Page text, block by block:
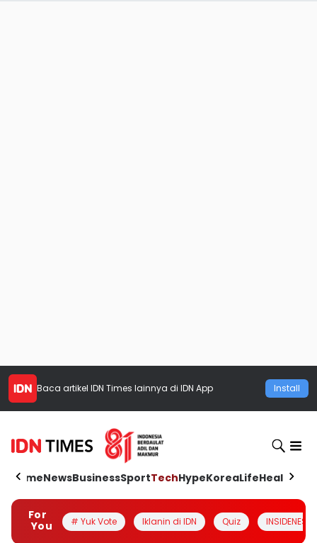
Baca artikel IDN Times lainnya di IDN App Install
HomeNewsBusinessSportTechHypeKoreaLifeHealth
For
You
# Yuk Vote Iklanin di IDN Quiz INSIDENESIA